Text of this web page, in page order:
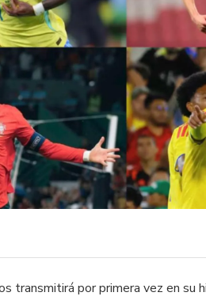
transmitirá por primera vez en su